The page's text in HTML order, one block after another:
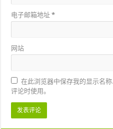
电子邮箱地址*
网站
在此浏览器中保存我的显示名
评论时使用。